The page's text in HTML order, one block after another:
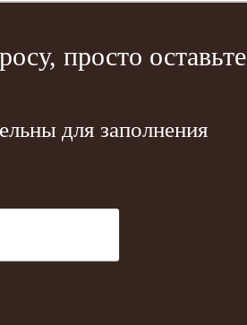
просто оставьте
для заполнения